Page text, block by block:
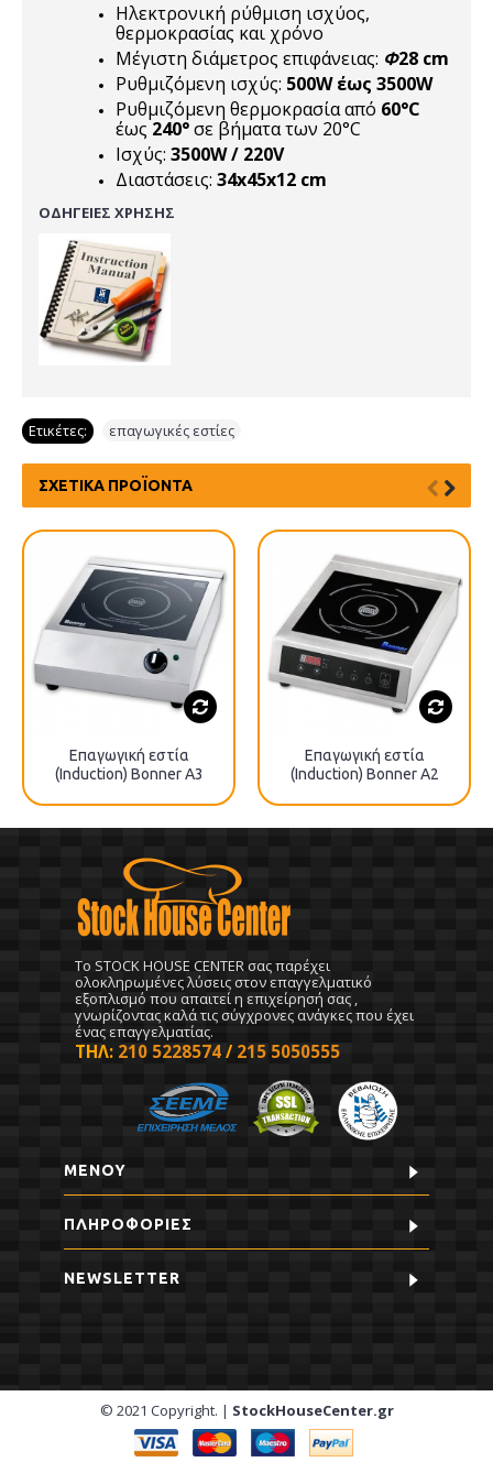
Ηλεκτρονική ρύθμιση ισχύος,
θερμοκρασίας και χρόνο
Μέγιστη διάμετρος επιφάνειας: Φ28 cm
Ρυθμιζόμενη ισχύς: 500W έως 3500W
Ρυθμιζόμενη θερμοκρασία από 60°C
έως 240°σε βήματα των 20°C
Ισχύς: 3500W / 220V
Διαστάσεις: 34x45x12 cm
ΟΔΗΓΕΙΕΣ ΧΡΗΣΗΣ
Ετικέτες: επαγωγικές εστίες
ΣΧΕΤΙΚΆ ΠΡΟΪΌΝΤΑ
Επαγωγική εστία
(Induction) Βοnner A3
Επαγωγική εστία
(Induction) Βοnner A2
To STOCK HOUSE CENTER σας παρέχει
ολοκληρωμένες λύσεις στον επαγγελματικό
εξοπλισμό που απαιτεί η επιχείρησή σας ,
γνωρίζοντας καλά τις σύγχρονες ανάγκες που έχει
ένας επαγγελματίας.
ΤΗΛ: 210 5228574 / 215 5050555
ΜΕΝΟΥ
ΠΛΗΡΟΦΟΡΊΕΣ
NEWSLETTER
© 2021 Copyright. | StockHouseCenter.gr